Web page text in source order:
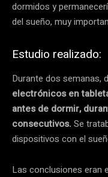
dormidos y
del sueño, muy
Estudio realizado:
Durante dos semanas,
electrónicos en
antes de dormir,
consecutivos. Se
dispositivos con el
Las conclusiones eran